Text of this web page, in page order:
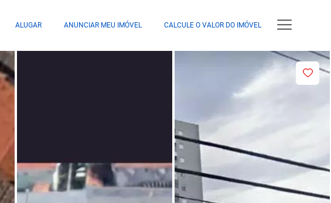
ALUGAR ANUNCIAR MEU IMÓVEL CALCULE O VALOR DO IMÓVEL